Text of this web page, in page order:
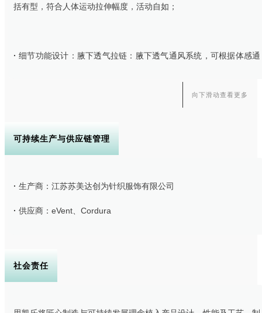
括有型，符合人体运动拉伸幅度，活动自如；
·细节功能设计：腋下透气拉链：腋下透气通风系统，可根据体感通
雨天气防护更到位。
·多样储物空间：全衣配有四个拉链口袋，口袋均有加厚处理，高袋
·配色风格：以户外流行更容易户外识别的红色和苔藓色为主色设
计，配色以低调更彰显品质感的黑色辅助，打破了传统冲锋衣拼色风
向下滑动查看更多
可持续生产与供应链管理
· 生产商：江苏苏美达创为针织服饰有限公司
· 供应商：eVent、Cordura
社会责任